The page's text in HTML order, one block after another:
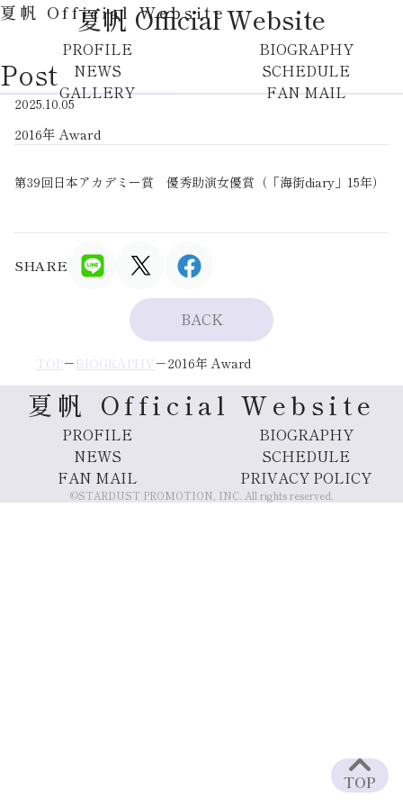
夏帆 Official Website
夏帆 Official Website
PROFILE
BIOGRAPHY
NEWS
SCHEDULE
GALLERY
FAN MAIL
Post
2025.10.05
2016年 Award
第39回日本アカデミー賞 優秀助演女優賞（「海街diary」15年）
SHARE
BACK
TOP BIOGRAPHY 2016年 Award
夏帆 Official Website
PROFILE
BIOGRAPHY
NEWS
SCHEDULE
FAN MAIL
PRIVACY POLICY
©STARDUST PROMOTION, INC. All rights reserved.
TOP